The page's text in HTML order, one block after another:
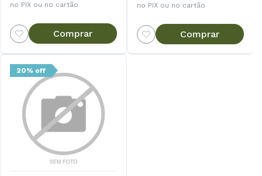
no PIX ou no cartão
Comprar
no PIX ou no cartão
Comprar
20% off